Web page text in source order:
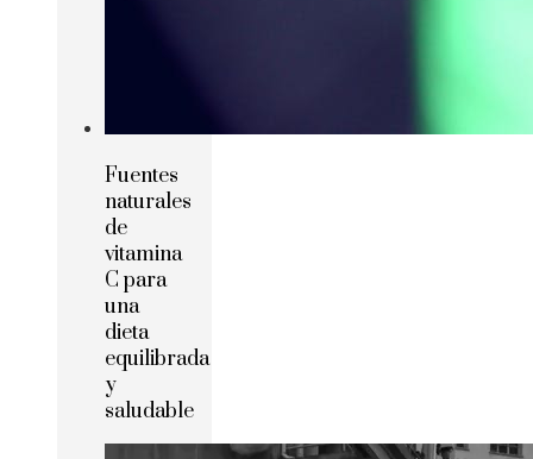
Fuentes
naturales
de
vitamina
C para
una
dieta
equilibrada
y
saludable